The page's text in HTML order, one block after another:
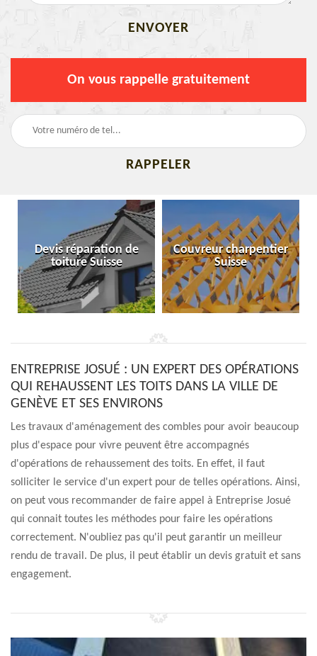
On vous rappelle gratuitement
Devis réparation de
toiture Suisse
Couvreur charpentier
Suisse
ENTREPRISE JOSUÉ : UN EXPERT DES OPÉRATIONS
QUI REHAUSSENT LES TOITS DANS LA VILLE DE
GENÈVE ET SES ENVIRONS
Les travaux d'aménagement des combles pour avoir beaucoup
plus d'espace pour vivre peuvent être accompagnés
d'opérations de rehaussement des toits. En effet, il faut
solliciter le service d'un expert pour de telles opérations. Ainsi,
on peut vous recommander de faire appel à Entreprise Josué
qui connait toutes les méthodes pour faire les opérations
correctement. N'oubliez pas qu'il peut garantir un meilleur
rendu de travail. De plus, il peut établir un devis gratuit et sans
engagement.